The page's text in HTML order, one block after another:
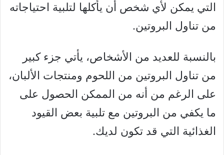
التي يمكن لأي شخص أن يأكلها لتلبية احتياجاته
من تناول البروتين.
بالنسبة للعديد من الأشخاص، يأتي جزء كبير
من تناول البروتين من اللحوم ومنتجات الألبان،
على الرغم من أنه من الممكن الحصول على
ما يكفي من البروتين مع تلبية بعض القيود
الغذائية التي قد تكون لديك.